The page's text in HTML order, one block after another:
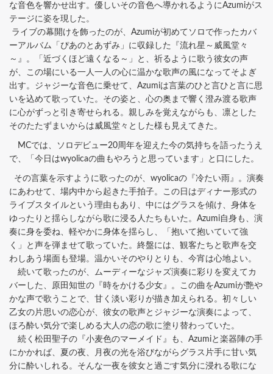
な音色を響かせ出す。優しいその音色へ導かれるようにAzumiがス
テージに姿を現した。
ライブの幕開けを飾ったのが、Azumiが初めてソロで作ったカバ
ーアルバム「ぴあのとあずみ」に収録した『流れ星～威風堂々
～』。「近づくほど遠くなる～」と、祈るように歌う彼女の声
が、この場にいる一人一人の心に温かな歌声の風になってそよぎ
出す。ジャジーな音色に乗せて、Azumiは言葉のひと言ひと言に思
いを込めて歌っていた。その姿と、心の奥まで響く澄み渡る歌声
に心がずっと引き寄せられる。親しみを覚えながらも、凛とした
そのたたずまいからは威風堂々とした様も見えてきた。
MCでは、ソロデビュー20周年を迎えた今の気持ちを語ったうえ
で、「今日はwyolicaの曲もやろうと思っています」と口にした。
その言葉を示すように歌ったのが、wyolicaの『冷たい雨』。演奏
にあわせて、場内中から起きた手拍子。この日はディナー形式の
ライブスタイルという理由もあり、中にはグラスを傾け、身体を
ゆったりと揺らしながら歌に浸る人たちもいた。Azumi自身も、演
奏に身を委ね、軽やかに身体を揺らし、「抱いて抱いていて強
く」と声を弾ませて歌っていた。終盤には、観客たちと歌声を交
わしあう場面も登場。温かいそのやりとりも、今宵は心地よい。
続いて歌ったのが、ムーディーなジャズ演奏に彩りを変えてカ
バーした、原田知世の『時をかける少女』。この曲をAzumiが艶や
かな声で歌うことで、甘く淡い彩りが描き加えられる。初々しい
乙女の片思いの恋心が、彼女の歌声とジャジーな演奏によって、
ほろ酔い気分で楽しめる大人の恋の歌に塗り替わっていた。
続く松田聖子の『小麦色のマーメイド』も、Azumiと楽器陣の手
にかかれば、夏の夜、月夜の光を浴びながらグラス片手に甘い気
分に酔いしれる。そんな一夜を彼女と過ごす気分に浸れる歌にな